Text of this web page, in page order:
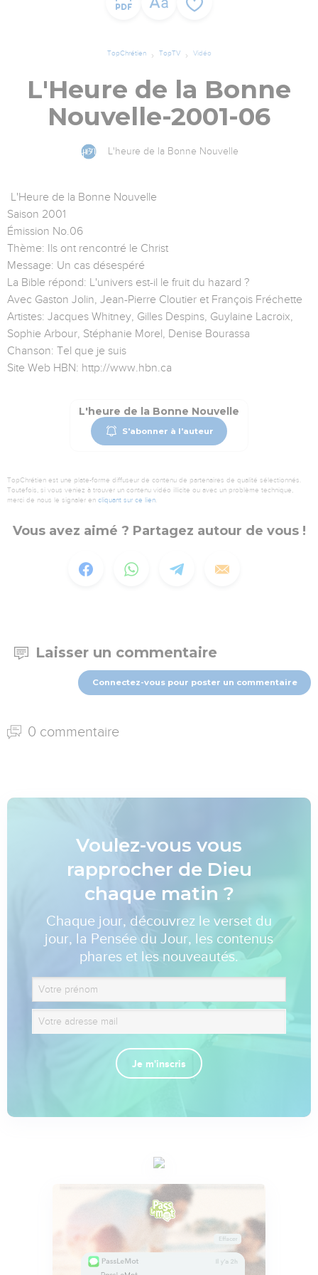
TopChrétien TopTV Vidéo
L'Heure de la Bonne
Nouvelle-2001-06
L'heure de la Bonne Nouvelle
L'Heure de la Bonne Nouvelle
Saison 2001
Émission No.06
Thème: Ils ont rencontré le Christ
Message: Un cas désespéré
La Bible répond: L'univers est-il le fruit du hazard ?
Avec Gaston Jolin, Jean-Pierre Cloutier et François Fréchette
Artistes: Jacques Whitney, Gilles Despins, Guylaine Lacroix,
Sophie Arbour, Stéphanie Morel, Denise Bourassa
Chanson: Tel que je suis
Site Web HBN: http://www.hbn.ca
L'heure de la Bonne Nouvelle
S'abonner à l'auteur
TopChrétien est une plate-forme diffuseur de contenu de partenaires de qualité sélectionnés.
Toutefois, si vous veniez à trouver un contenu vidéo illicite ou avec un problème technique,
merci de nous le signaler en cliquant sur ce lien.
Vous avez aimé ? Partagez autour de vous !
Laisser un commentaire
Connectez-vous pour poster un commentaire
0 commentaire
Voulez-vous vous
rapprocher de Dieu
chaque matin ?
Chaque jour, découvrez le verset du
jour, la Pensée du Jour, les contenus
phares et les nouveautés.
Je m'inscris